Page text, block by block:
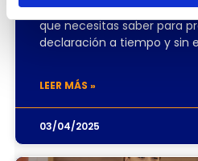
Aquí te explicamos de
que necesitas saber para
declaración a tiempo y sin
LEER MÁS »
03/04/2025